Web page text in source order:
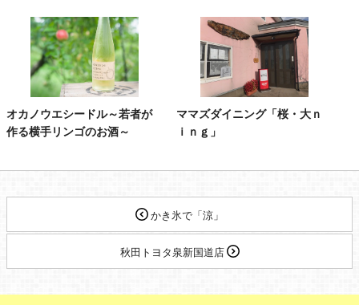
オカノウエシードル～若者が
作る横手リンゴのお酒～
ママズダイニング「桜・大ｎ
ｉｎｇ」
かき氷で「涼」
秋田トヨタ泉新国道店